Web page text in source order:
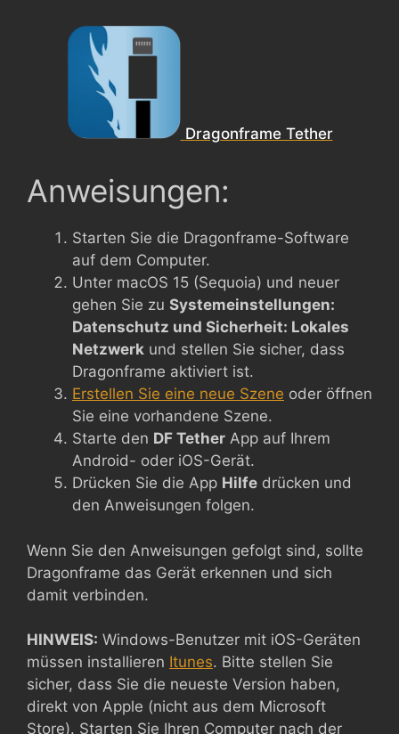
Dragonframe Tether
Anweisungen:
Starten Sie die Dragonframe-Software
auf dem Computer.
Unter macOS 15 (Sequoia) und neuer
gehen Sie zu Systemeinstellungen:
Datenschutz und Sicherheit: Lokales
Netzwerk und stellen Sie sicher, dass
Dragonframe aktiviert ist.
Erstellen Sie eine neue Szene oder öffnen
Sie eine vorhandene Szene.
Starte den DF Tether App auf Ihrem
Android- oder iOS-Gerät.
Drücken Sie die App Hilfe drücken und
den Anweisungen folgen.
Wenn Sie den Anweisungen gefolgt sind, sollte
Dragonframe das Gerät erkennen und sich
damit verbinden.
HINWEIS: Windows-Benutzer mit iOS-Geräten
müssen installieren Itunes. Bitte stellen Sie
sicher, dass Sie die neueste Version haben,
direkt von Apple (nicht aus dem Microsoft
Store). Starten Sie Ihren Computer nach der